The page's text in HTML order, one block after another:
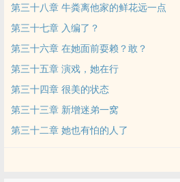
的人因为心理创伤，长大后会成为报复
但在相处中，大坏蛋解开心结，而就在
“就是她，我们江家唯一的小小姐，抬
着医术酥酥收获一大批粉丝，备受宠爱。
“看见了吗，这是我大姐大！大名鼎鼎的
第三十八章 牛粪离他家的鲜花远一点
第三十七章 入编了？
第三十六章 在她面前耍赖？敢？
第三十五章 演戏，她在行
第三十四章 很美的状态
第三十三章 新增迷弟一窝
第三十二章 她也有怕的人了